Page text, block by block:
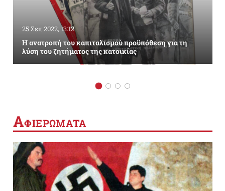
25 Σεπ 2022, 13:12
Η ανατροπή του καπιταλισμού προϋπόθεση για τη
λύση του ζητήματος της κατοικίας
ΑΦΙΕΡΩΜΑΤΑ